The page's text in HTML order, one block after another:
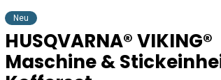
Neu
HUSQVARNA® VIKING®
Maschine &